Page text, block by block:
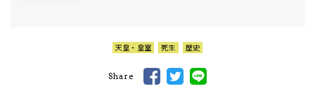
天皇・皇室 死生 歴史
Share